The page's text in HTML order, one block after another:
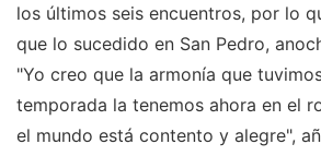
los últimos seis encuentros, por lo
que lo sucedido en San Pedro,
"Yo creo que la armonía que
temporada la tenemos ahora en el
el mundo está contento y alegre",